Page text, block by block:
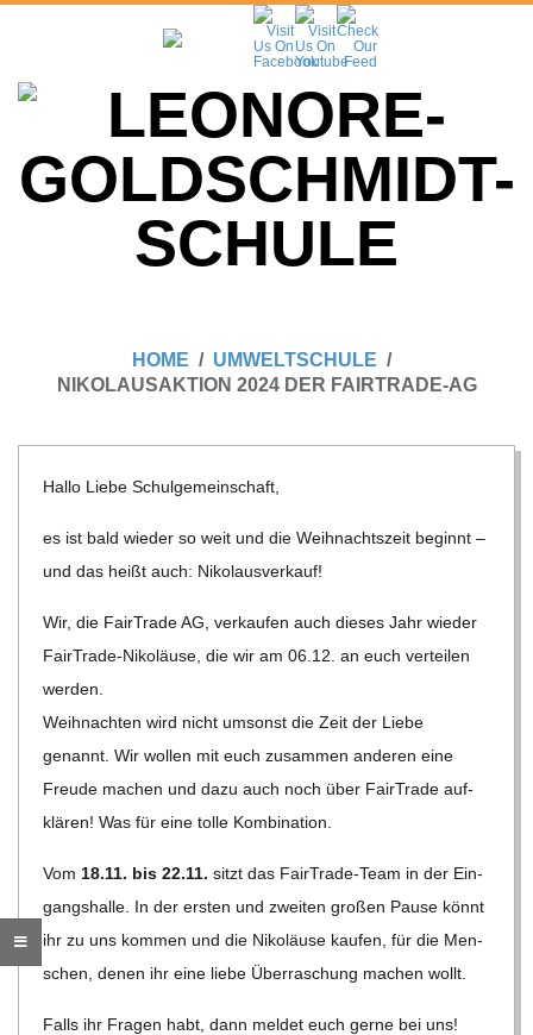
content
N
O
R
E
G
O
L
D
HOME
UMWELTSCHULE
NIKOLAUSAKTION 2024 DER FAIRTRADE-AG
Hallo Liebe Schulgemeinschaft,
es ist bald wie­der so weit und die Weih­nachts­zeit beginnt –
und das heißt auch: Nikolausverkauf!
Wir, die Fair­Trade AG, ver­kau­fen auch die­ses Jahr wie­der
Fair­Trade-Niko­läuse, die wir am 06.12. an euch ver­tei­len
werden.
Weih­nach­ten wird nicht umsonst die Zeit der Liebe
genannt. Wir wol­len mit euch zusam­men ande­ren eine
Freude machen und dazu auch noch über Fair­Trade auf­
klä­ren! Was für eine tolle Kombination.
Vom 18.11. bis 22.11. sitzt das Fair­Trade-Team in der Ein­
gangs­halle. In der ers­ten und zwei­ten gro­ßen Pause könnt
ihr zu uns kom­men und die Niko­läuse kau­fen, für die Men­
schen, denen ihr eine liebe Über­ra­schung machen wollt.
Falls ihr Fra­gen habt, dann mel­det euch gerne bei uns!